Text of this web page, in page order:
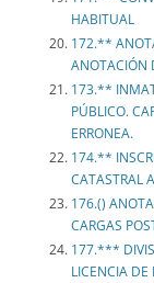
HABITUAL
172.**
ANOTACIÓN
173.**
PÚBLICO.
ERRONEA.
174.**
CATASTRAL
176.()
CARGAS
177.***
LICENCIA DE